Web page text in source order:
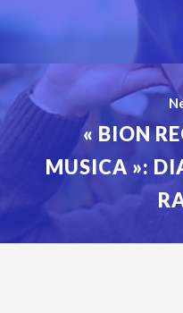
« BION
MUSICA »: